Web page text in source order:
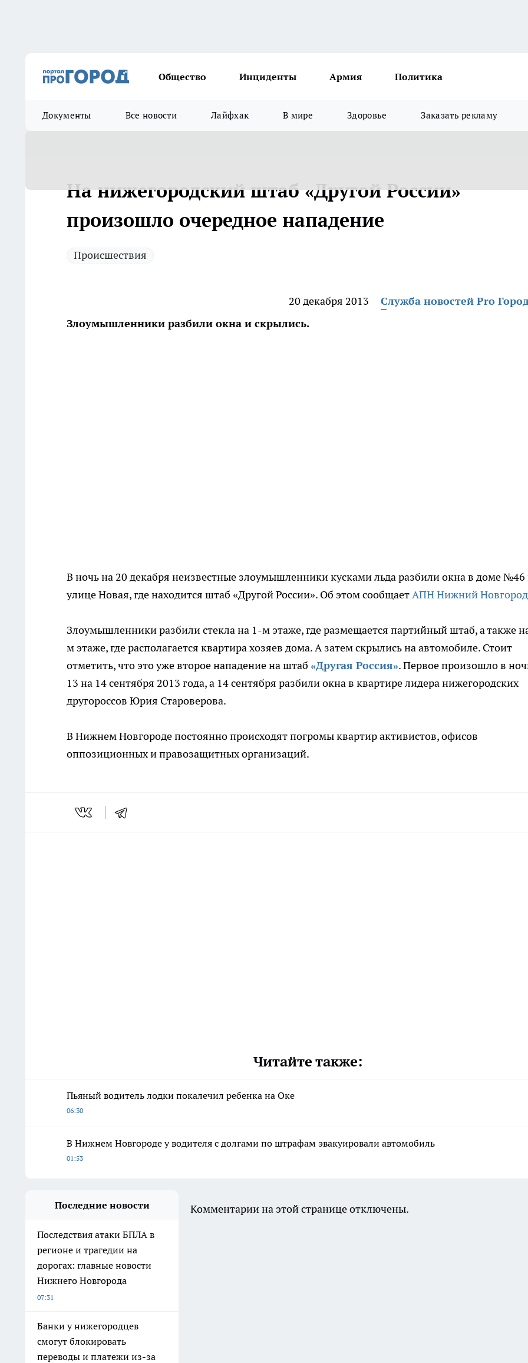
Общество Инциденты Армия Политика
Документы Все новости Лайфхак В мире Здоровье Заказать рекламу
На нижегородский штаб «Другой России»
произошло очередное нападение
Происшествия
20 декабря 2013
Служба новостей Pro
Злоумышленники разбили окна и скрылись.
В ночь на 20 декабря неизвестные злоумышленники кусками льда разбили окна в доме №46
улице Новая, где находится штаб «Другой России». Об этом сообщаетАПН Нижний Новгород
Злоумышленники разбили стекла на 1-м этаже, где размещается партийный штаб, а также
м этаже, где располагается квартира хозяев дома. А затем скрылись на автомобиле. Стоит
отметить, что это уже второе нападение на штаб «Другая Россия». Первое произошло в
13 на 14 сентября 2013 года, а 14 сентября разбили окна в квартире лидера нижегородских
другороссов Юрия Староверова.
В Нижнем Новгороде постоянно происходят погромы квартир активистов, офисов
оппозиционных и правозащитных организаций.
Читайте также:
Пьяный водитель лодки покалечил ребенка на Оке
06:30
В Нижнем Новгороде у водителя с долгами по штрафам эвакуировали автомобиль
01:53
Последние новости
Последствия атаки БПЛА в
регионе и трагедии на
дорогах: главные новости
Нижнего Новгорода
07:31
Банки у нижегородцев
смогут блокировать
переводы и платежи из-за
Комментарии на этой странице отключены.